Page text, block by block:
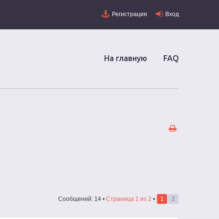
Регистрация Вход
На главную FAQ
Сообщений: 14 • Страница 1 из 2 • 1 2